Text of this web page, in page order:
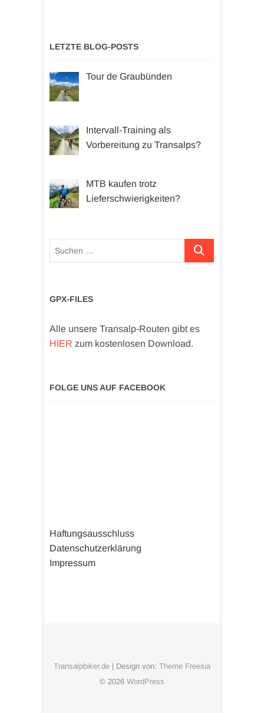
LETZTE BLOG-POSTS
Tour de Graubünden
Intervall-Training als
Vorbereitung zu Transalps?
MTB kaufen trotz
Lieferschwierigkeiten?
Suchen …
GPX-FILES
Alle unsere Transalp-Routen gibt es
HIER zum kostenlosen Download.
FOLGE UNS AUF FACEBOOK
Haftungsausschluss
Datenschutzerklärung
Impressum
Transalpbiker.de | Design von: Theme Freesia
© 2026 WordPress